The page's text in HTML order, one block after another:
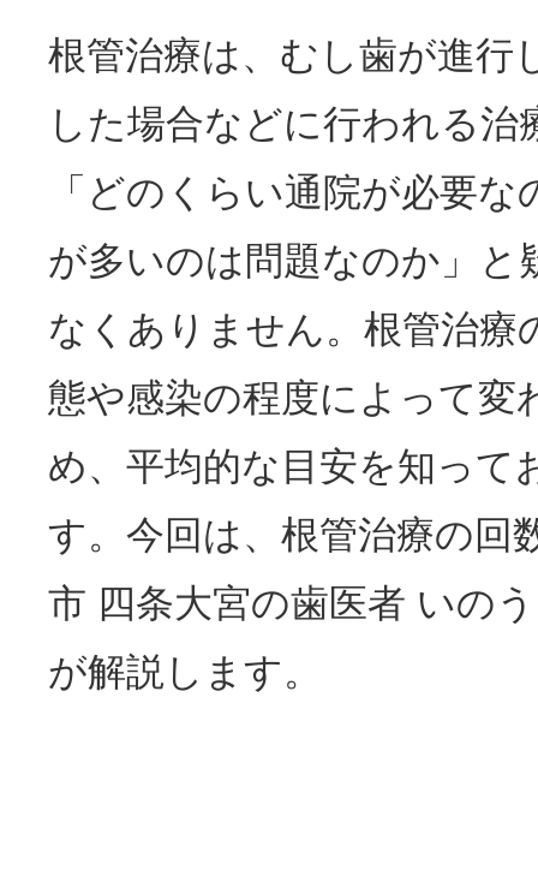
根管治療は、むし歯が進行
した場合などに行われる治
「どのくらい通院が必要
が多いのは問題なのか」と
なくありません。根管治療
態や感染の程度によって変
め、平均的な目安を知って
す。今回は、根管治療の回
市 四条大宮の歯医者 いの
が解説します。